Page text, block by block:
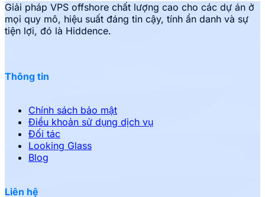
Giải pháp VPS offshore chất lượng cao cho các dự án ở
mọi quy mô, hiệu suất đáng tin cậy, tính ẩn danh và sự
tiện lợi, đó là Hiddence.
Thông tin
Chính sách bảo mật
Điều khoản sử dụng dịch vụ
Đối tác
Looking Glass
Blog
Liên hệ